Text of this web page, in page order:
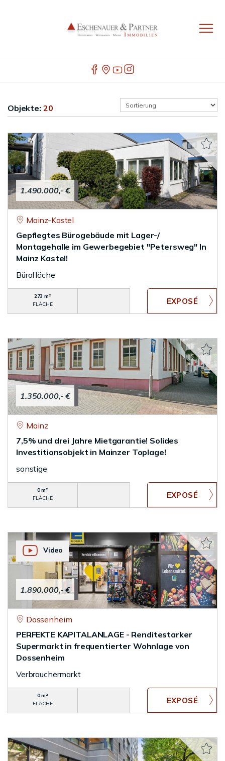
Objekte: 20
1.490.000,- €
Mainz-Kastel
Gepflegtes Bürogebäude mit Lager-/
Montagehalle im Gewerbegebiet "Petersweg" In
Mainz Kastel!
Bürofläche
273 m²
FLÄCHE
1.350.000,- €
Mainz
7,5% und drei Jahre Mietgarantie! Solides
Investitionsobjekt in Mainzer Toplage!
sonstige
0 m²
FLÄCHE
1.890.000,- €
Video
Dossenheim
PERFEKTE KAPITALANLAGE - Renditestarker
Supermarkt in frequentierter Wohnlage von
Dossenheim
Verbrauchermarkt
0 m²
FLÄCHE